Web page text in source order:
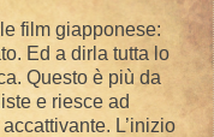
film giapponese:
Ed a dirla tutta lo
Questo è più da
e riesce ad
L’inizio